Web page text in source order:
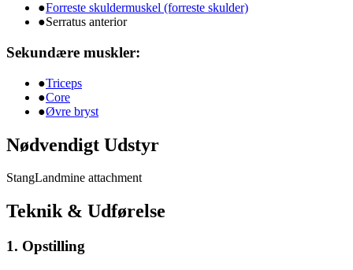
●Forreste skuldermuskel (forreste skulder)
●Serratus anterior
Sekundære muskler:
●Triceps
●Core
●Øvre bryst
Nødvendigt Udstyr
StangLandmine attachment
Teknik & Udførelse
1. Opstilling